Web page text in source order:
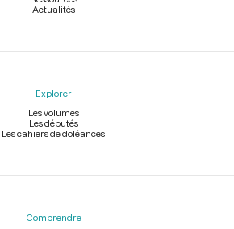
Actualités
Explorer
Les volumes
Les députés
Les cahiers de doléances
Comprendre